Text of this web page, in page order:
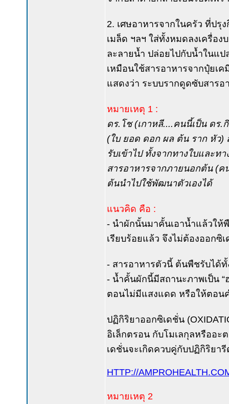
2. เศษอาหารจากในครัว ที่ปรุ
เมล็ด ฯลฯ ใส่ทั้งหมดลงเครื่อ
ละลายน้ำ ปล่อยไปกับน้ำในแป
เหมือนใช้สารอาหารจากปุ๋ยเ
แสดงว่า ระบบรากดูดซับสาร
หมายเหตุ 1 :
ดร.โช (เกาหลี....คนนี้เป็น ดร.
(ใบ ยอด ดอก ผล ต้น ราก หัว
รับเข้าไป ทั้งจากทางใบและท
สารอาหารจากภายนอกต้น (ค
ต้นนำไปใช้พัฒนาตัวเองได้
แนวคิด คือ :
- นำผักนั้นมาคั้นเอาน้ำแล้วให้
เรียบร้อยแล้ว จึงไม่ต้องออกซิ
- สารอาหารตัวนี้ ต้นพืชรับได้ทั้
- น้ำคั้นผักนี้มีสถานะภาพเป็น “
ตอนไม่มีแสงแดด หรือให้ตอน
ปฏิกิริยาออกซิเดชั่น
อิเล็กตรอน กับโมเลกุลหรืออะ
เดชั่นจะเกิดควบคู่กับปฏิกิริยา
HTTP://
หมายเหตุ 2